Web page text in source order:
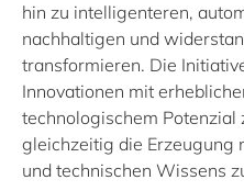
hin zu intelligenteren,
nachhaltigen und
transformieren. Die
Innovationen mit
technologischem Potenzial
gleichzeitig die Erzeugung
und technischen Wissens